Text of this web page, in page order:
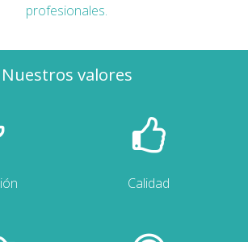
profesionales.
Nuestros valores
Calidad